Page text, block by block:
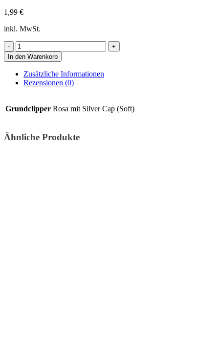
1,99 €
inkl. MwSt.
Intermett
Menge
In den Warenkorb
Zusätzliche Informationen
Rezensionen (0)
Grundclipper Rosa mit Silver Cap (Soft)
Ähnliche Produkte